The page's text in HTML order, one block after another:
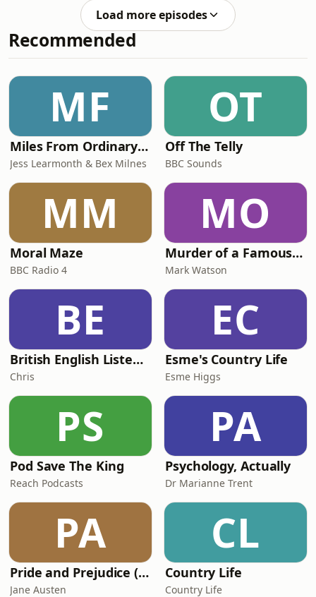
مكان أكثر أمانا، وكان مستشفى كمال
عدوان، في كثير من الأيام، ملاذه الأخير
..قصف بيته في بداية الحرب فأصيب في
قدمه وفقد عددا كبيرا من أفراد عائلته مازالوا
لقصف آخر فقدت فيه جنينها الذي انتظرته
ثماني سنوات ..وفي ما
Load more episodes
Recommended
MF
Miles From Ordinary Podcast
Jess Learmonth & Bex Milnes
OT
Off The Telly
BBC Sounds
MM
Moral Maze
BBC Radio 4
MO
Murder of a Famous Bastard
Mark Watson
BE
British English Listening Practice - English Go! Podcast
Chris
EC
Esme's Country Life
Esme Higgs
PS
Pod Save The King
Reach Podcasts
PA
Psychology, Actually
Dr Marianne Trent
PA
Pride and Prejudice (version 6, dramatic reading)
Jane Austen
CL
Country Life
Country Life